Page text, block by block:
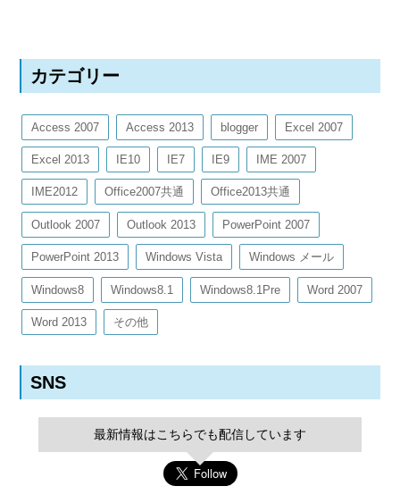
カテゴリー
Access 2007 Access 2013 blogger Excel 2007
Excel 2013 IE10 IE7 IE9 IME 2007
IME2012 Office2007共通 Office2013共通
Outlook 2007 Outlook 2013 PowerPoint 2007
PowerPoint 2013 Windows Vista Windows メール
Windows8 Windows8.1 Windows8.1Pre Word 2007
Word 2013 その他
SNS
最新情報はこちらでも配信しています